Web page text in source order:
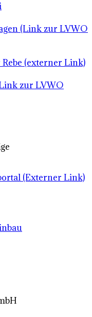
(Link zur LVWO
(externer Link)
zur LVWO
(Externer Link)